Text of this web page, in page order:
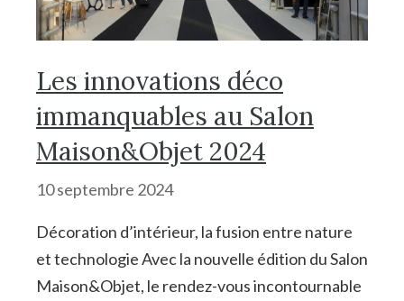
Les innovations déco
immanquables au Salon
Maison&Objet 2024
10 septembre 2024
Décoration d’intérieur, la fusion entre nature
et technologie Avec la nouvelle édition du Salon
Maison&Objet, le rendez-vous incontournable